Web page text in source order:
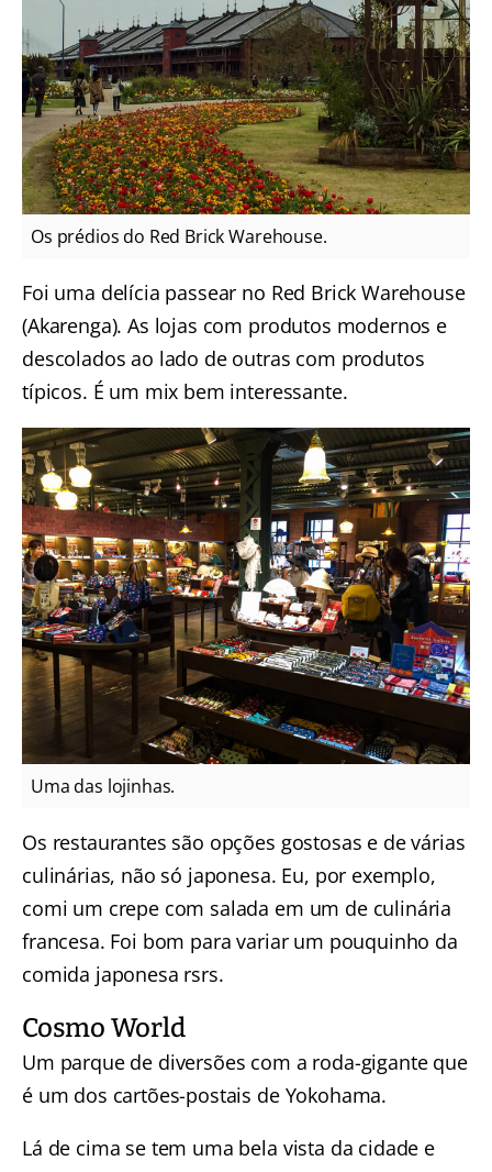
Os prédios do Red Brick Warehouse.
Foi uma delícia passear no Red Brick Warehouse
(Akarenga). As lojas com produtos modernos e
descolados ao lado de outras com produtos
típicos. É um mix bem interessante.
Uma das lojinhas.
Os restaurantes são opções gostosas e de várias
culinárias, não só japonesa. Eu, por exemplo,
comi um crepe com salada em um de culinária
francesa. Foi bom para variar um pouquinho da
comida japonesa rsrs.
Cosmo World
Um parque de diversões com a roda-gigante que
é um dos cartões-postais de Yokohama.
Lá de cima se tem uma bela vista da cidade e